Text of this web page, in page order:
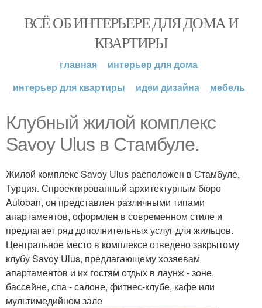
ВСЁ ОБ ИНТЕРЬЕРЕ ДЛЯ ДОМА И
КВАРТИРЫ
главная
интерьер для дома
интерьер для квартиры
идеи дизайна мебель
Клубный жилой комплекс
Savoy Ulus в Стамбуле.
Жилой комплекс Savoy Ulus расположен в Стамбуле,
Турция. Спроектированный архитектурным бюро
Autoban, он представлен различными типами
апартаментов, оформлен в современном стиле и
предлагает ряд дополнительных услуг для жильцов.
Центральное место в комплексе отведено закрытому
клубу Savoy Ulus, предлагающему хозяевам
апартаментов и их гостям отдых в лаунж - зоне,
бассейне, спа - салоне, фитнес-клубе, кафе или
мультимедийном зале